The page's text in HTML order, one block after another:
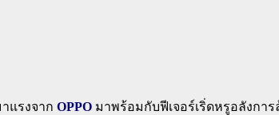
แรงจาก OPPO มาพร้อมกับฟีเจอร์เริ่ดหรูอลังกา